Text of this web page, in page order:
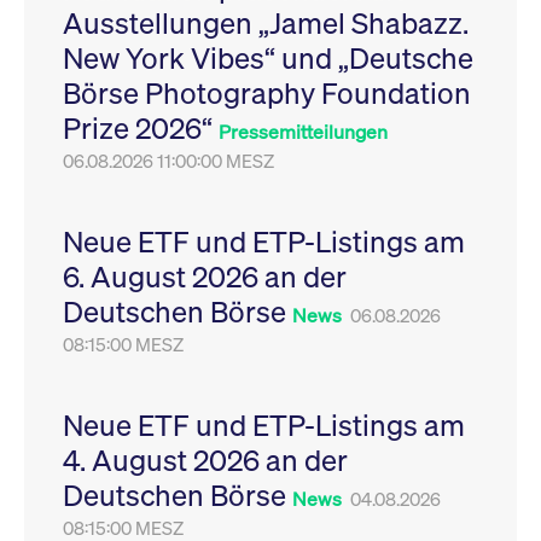
Ausstellungen „Jamel Shabazz.
New York Vibes“ und „Deutsche
Börse Photography Foundation
Prize 2026“ Pressemitteilungen
06.08.2026 11:00:00 MESZ
Neue ETF und ETP-Listings am
6. August 2026 an der
Deutschen Börse News 06.08.2026
08:15:00 MESZ
Neue ETF und ETP-Listings am
4. August 2026 an der
Deutschen Börse News 04.08.2026
08:15:00 MESZ
Leistung der Website
zu messen. Es handelt
sich um ein Muster-
Cookie, bei dem auf
das Präfix _pk_ses
eine kurze Reihe von
VISITOR_PRIVACY_METADATA
YouTube
.youtube.com
6
Monate
Dieses Cookie dient
Speicherung der
Einwilligungs- und
des Nutzers für ihre
Interaktion mit der
Sitzungen geehrt